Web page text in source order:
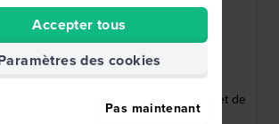
23 mm
Festina
BC09300
F16892 23 mm Bracelet de
Cuir Brun
Accepter tous
des cookies
Pas maintenant